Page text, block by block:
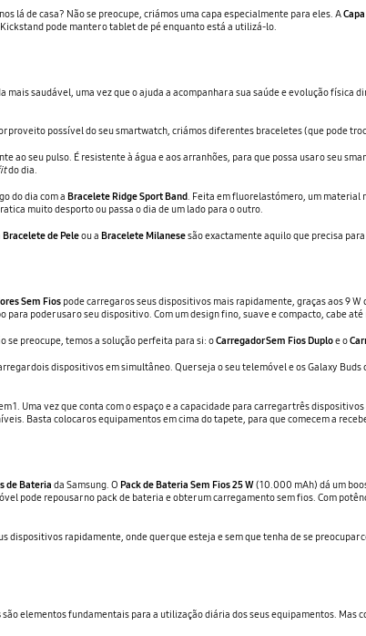
lá de casa? Não se preocupe, criámos uma capa especialmente para eles. A
pode manter o tablet de pé enquanto está a utilizá-lo.
saudável, uma vez que o ajuda a acompanhar a sua saúde e evolução
proveito possível do seu smartwatch, criámos diferentes braceletes (que pode
ao seu pulso. É resistente à água e aos arranhões, para que possa usar o seu
do dia.
do dia com a Bracelete Ridge Sport Band. Feita em fluorelastómero, um material
muito desporto ou passa o dia de um lado para o outro.
Bracelete de Peleou a Bracelete Milanesesão exactamente aquilo que precisa
Sem Fiospode carregar os seus dispositivos mais rapidamente, graças aos 9
poder usar o seu dispositivo. Com um design fino, suave e compacto, cabe até
se preocupe, temos a solução perfeita para si: oCarregador Sem Fios Duploe o
dois dispositivos em simultâneo. Quer seja o seu telemóvel e os Galaxy
1. Uma vez que conta com o espaço e a capacidade para carregar três
Basta colocar os equipamentos em cima do tapete, para que comecem a
de Bateria da Samsung. O Pack de Bateria Sem Fios 25 W(10.000 mAh) dá um
pode repousar no pack de bateria e obter um carregamento sem fios. Com
dispositivos rapidamente, onde quer que esteja e sem que tenha de se
são elementos fundamentais para a utilização diária dos seus equipamentos. Mas